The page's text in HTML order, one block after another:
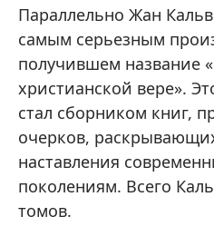
Параллельно Жан
самым серьезным
получившем название
христианской вере».
стал сборником книг,
очерков,
наставления
поколениям. Всего
томов.